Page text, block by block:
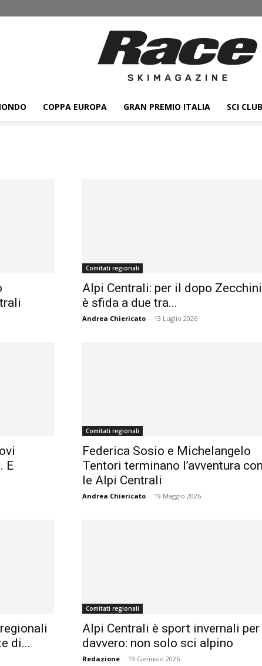
COPPA EUROPA GRAN PREMIO ITALIA SCI CLUB
Comitati regionali
Alpi Centrali: per il dopo
è sfida a due tra...
Andrea Chiericato - 13 Luglio 2026
E
Comitati regionali
Federica Sosio e Michelangelo
Tentori terminano l’avventura con
le Alpi Centrali
Andrea Chiericato - 19 Maggio 2026
di...
Comitati regionali
Alpi Centrali è sport invernali per
davvero: non solo sci alpino
Redazione - 19 Gennaio 2026